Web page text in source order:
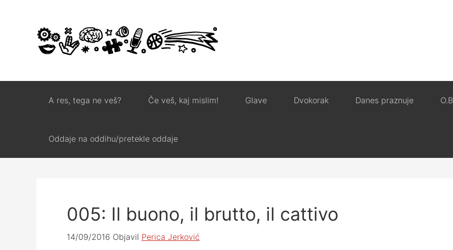
A res, tega ne veš? Če veš, kaj mislim! Glave Dvokorak Danes praznuje
Oddaje na oddihu/pretekle oddaje
005: Il buono, il brutto, il cattivo
14/09/2016 Objavil Perica Jerković